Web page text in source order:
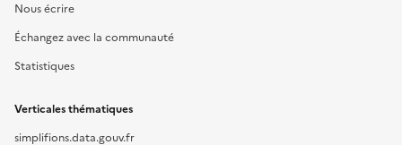
Nous écrire
Échangez avec la communauté
Statistiques
Verticales thématiques
simplifions.data.gouv.fr